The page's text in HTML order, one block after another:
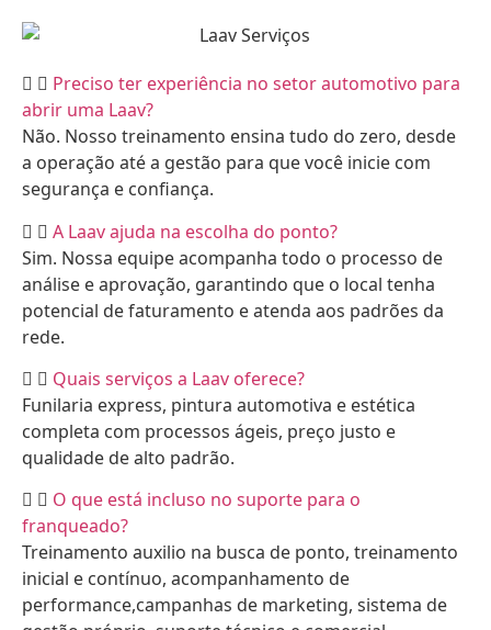
Preciso ter experiência no setor automotivo para
abrir uma Laav?
Não. Nosso treinamento ensina tudo do zero, desde
a operação até a gestão para que você inicie com
segurança e confiança.
A Laav ajuda na escolha do ponto?
Sim. Nossa equipe acompanha todo o processo de
análise e aprovação, garantindo que o local tenha
potencial de faturamento e atenda aos padrões da
rede.
Quais serviços a Laav oferece?
Funilaria express, pintura automotiva e estética
completa com processos ágeis, preço justo e
qualidade de alto padrão.
O que está incluso no suporte para o
franqueado?
Treinamento auxilio na busca de ponto, treinamento
inicial e contínuo, acompanhamento de
performance,campanhas de marketing, sistema de